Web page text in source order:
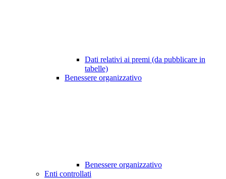
Dati relativi ai premi (da pubblicare in
tabelle)
Benessere organizzativo
Benessere organizzativo
Enti controllati